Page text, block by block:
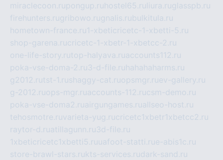
miraclecoon.rupongup.ru hostel65.ru liura.ruglasspb.ru
firehunters.rugribowo.rugnalis.rubulkitula.ru
hometown-france.ru1-xbeticricetc-1-xbetti-5.ru
shop-garena.rucricetc-1-xbetr-1-xbetcc-2.ru
one-life-story.rutop-halyava.ruaccounts112.ru
poka-vse-doma-2.ru3-d-file.ru hahahaharms.ru
g2012.rutst-1.rushaggy-cat.ruopsmgr.ruev-gallery.ru
g-2012.ruops-mgr.ruaccounts-112.rucsm-demo.ru
poka-vse-doma2.ruairgungames.ruallseo-host.ru
tehosmotre.ruvarieta-yug.rucricetc1xbetr1xbetcc2.ru
raytor-d.ruatillagunn.ru3d-file.ru
1xbeticricetc1xbetti5.ruuafoot-statti.rue-abis1c.ru
store-brawl-stars.rukts-services.rudark-sand.ru